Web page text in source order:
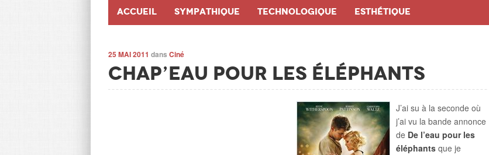
Accueil SYMPATHIQUE TECHNOLOGIQUE ESTHÉTIQUE
25 MAI 2011 dans Ciné
Chap’eau pour les éléphants
J’ai su à la seconde où
j’ai vu la bande annonce
de De l’eau pour les
éléphants que je